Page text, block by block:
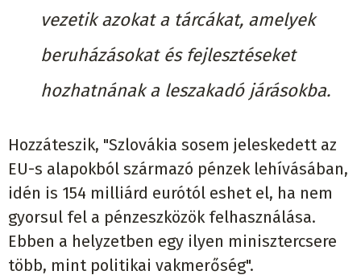
vezetik azokat a tárcákat, amelyek
beruházásokat és fejlesztéseket
hozhatnának a leszakadó járásokba.
Hozzáteszik, "Szlovákia sosem jeleskedett az
EU-s alapokból származó pénzek lehívásában,
idén is 154 milliárd eurótól eshet el, ha nem
gyorsul fel a pénzeszközök felhasználása.
Ebben a helyzetben egy ilyen minisztercsere
több, mint politikai vakmerőség".